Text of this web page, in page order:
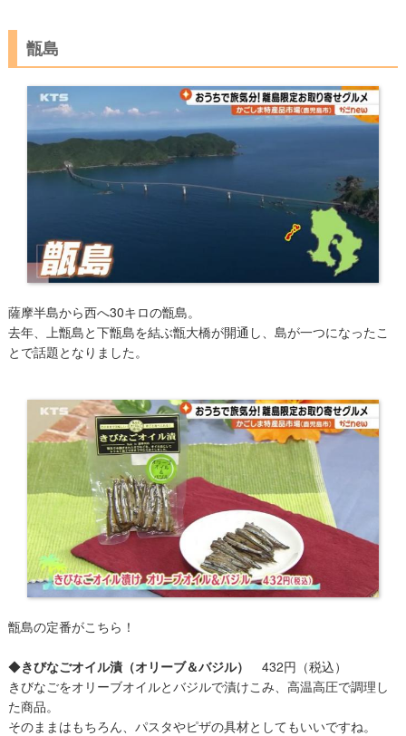
甑島
薩摩半島から西へ30キロの甑島。
去年、上甑島と下甑島を結ぶ甑大橋が開通し、島が一つになったこ
とで話題となりました。
甑島の定番がこちら！
◆きびなごオイル漬（オリーブ＆バジル）
432円（税込）
きびなごをオリーブオイルとバジルで漬けこみ、高温高圧で調理し
た商品。
そのままはもちろん、パスタやピザの具材としてもいいですね。